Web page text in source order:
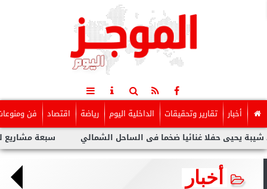
أخبار تقارير وتحقيقات الداخلية اليوم رياضة اقتصاد فن
سبعة مشاريع لفنانين حفلا غنائيا ضخما فى الساحل الشمالي
أخبار